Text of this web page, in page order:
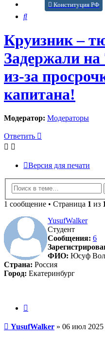
Конституция РФ
Поиск
Круизник –
Задержали на
из-за
капитана!
Модератор: Модераторы
Ответить
Версия для печати
1 сообщение • Страница 1 из 1
YusufWalker
Студент
Сообщения: 6
ФИО: Юсуф
Страна: Россия
Город: Екатеринбург
Сообщение
YusufWalker » 06 июл 2025